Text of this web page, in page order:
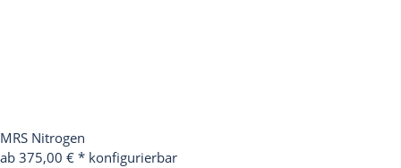
MRS Nitrogen
ab 375,00 € * konfigurierbar